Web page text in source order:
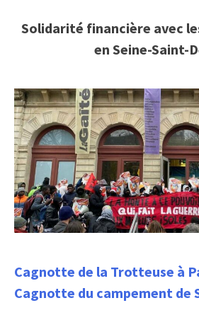
Solidarité financière avec
en Seine-Saint-
Cagnotte de la Trotteuse à
Cagnotte du campement de